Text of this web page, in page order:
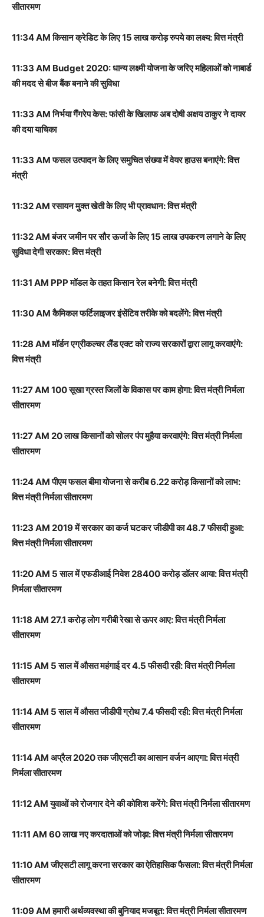
सीतारमण
11:34 AM किसान क्रेडिट के लिए 15 लाख करोड़ रुपये का लक्ष्य: वित्त मंत्री
11:33 AM Budget 2020: धान्य लक्ष्मी योजना के जरिए महिलाओं को नाबार्ड
की मदद से बीज बैंक बनाने की सुविधा
11:33 AM निर्भया गैंगरेप केस: फांसी के खिलाफ अब दोषी अक्षय ठाकुर ने दायर
की दया याचिका
11:33 AM फसल उत्पादन के लिए समुचित संख्या में वेयर हाउस बनाएंगे: वित्त
मंत्री
11:32 AM रसायन मुक्त खेती के लिए भी प्रावधान: वित्त मंत्री
11:32 AM बंजर जमीन पर सौर ऊर्जा के लिए 15 लाख उपकरण लगाने के लिए
सुविधा देगी सरकार: वित्त मंत्री
11:31 AM PPP मॉडल के तहत किसान रेल बनेगी: वित्त मंत्री
11:30 AM कैमिकल फर्टिलाइजर इंसेंटिव तरीके को बदलेंगे: वित्त मंत्री
11:28 AM मॉर्डन एग्रीकल्चर लैंड एक्ट को राज्य सरकारों द्वारा लागू करवाएंगे:
वित्त मंत्री
11:27 AM 100 सूखा ग्रस्त जिलों के विकास पर काम होगा: वित्त मंत्री निर्मला
सीतारमण
11:27 AM 20 लाख किसानों को सोलर पंप मुहैया करवाएंगे: वित्त मंत्री निर्मला
सीतारमण
11:24 AM पीएम फसल बीमा योजना से करीब 6.22 करोड़ किसानों को लाभ:
वित्त मंत्री निर्मला सीतारमण
11:23 AM 2019 में सरकार का कर्ज घटकर जीडीपी का 48.7 फीसदी हुआ:
वित्त मंत्री निर्मला सीतारमण
11:20 AM 5 साल में एफडीआई निवेश 28400 करोड़ डॉलर आया: वित्त मंत्री
निर्मला सीतारमण
11:18 AM 27.1 करोड़ लोग गरीबी रेखा से ऊपर आए: वित्त मंत्री निर्मला
सीतारमण
11:15 AM 5 साल में औसत महंगाई दर 4.5 फीसदी रही: वित्त मंत्री निर्मला
सीतारमण
11:14 AM 5 साल में औसत जीडीपी ग्रोथ 7.4 फीसदी रही: वित्त मंत्री निर्मला
सीतारमण
11:14 AM अप्रैल 2020 तक जीएसटी का आसान वर्जन आएगा: वित्त मंत्री
निर्मला सीतारमण
11:12 AM युवाओं को रोजगार देने की कोशिश करेंगे: वित्त मंत्री निर्मला सीतारमण
11:11 AM 60 लाख नए करदाताओं को जोड़ा: वित्त मंत्री निर्मला सीतारमण
11:10 AM जीएसटी लागू करना सरकार का ऐतिहासिक फैसला: वित्त मंत्री निर्मला
सीतारमण
11:09 AM हमारी अर्थव्यवस्था की बुनियाद मजबूत: वित्त मंत्री निर्मला सीतारमण